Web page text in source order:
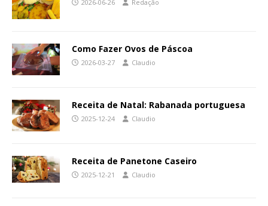
2026-06-26 Redação
Como Fazer Ovos de Páscoa
2026-03-27 Claudio
Receita de Natal: Rabanada portuguesa
2025-12-24 Claudio
Receita de Panetone Caseiro
2025-12-21 Claudio